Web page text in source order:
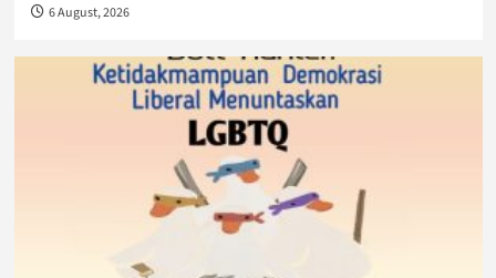
6 August, 2026